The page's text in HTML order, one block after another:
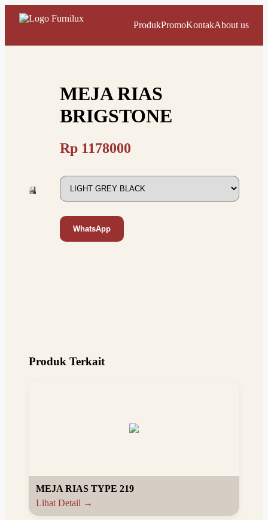
ProdukPromoKontakAbout us
MEJA RIAS
BRIGSTONE
Rp 1178000
WhatsApp
Produk Terkait
MEJA RIAS TYPE 219
Lihat Detail →